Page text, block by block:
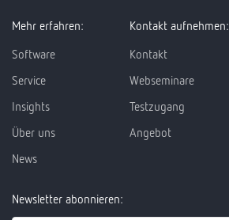
Mehr erfahren:
Software
Service
Insights
Über uns
News
Kontakt aufnehmen:
Kontakt
Webseminare
Testzugang
Angebot
Newsletter abonnieren: